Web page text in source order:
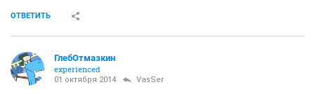
ОТВЕТИТЬ
ГлебОтмазкин
experienced
01 октября 2014 VasSer